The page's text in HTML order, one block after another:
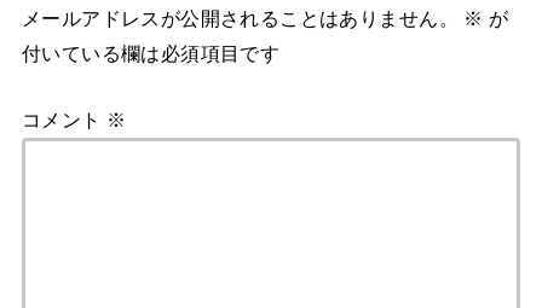
メールアドレスが公開されることはありません。 ※ が
付いている欄は必須項目です
コメント ※